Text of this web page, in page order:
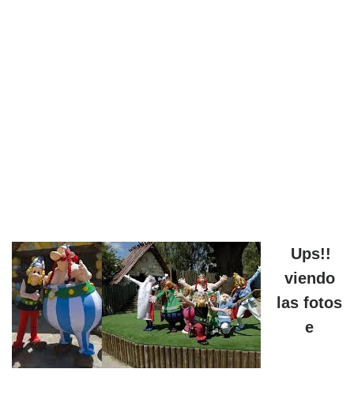
Ups!!
viendo
las fotos
e